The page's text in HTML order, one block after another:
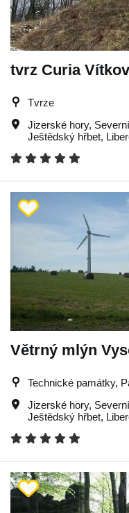
tvrz Curia Vítkov
Tvrze
Jizerské hory,
Ještědský hřbet,
Větrný mlýn
Technické památky,
Jizerské hory,
Ještědský hřbet,